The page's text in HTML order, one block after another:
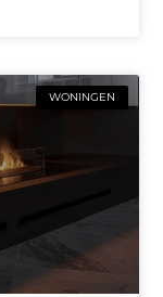
WONINGEN